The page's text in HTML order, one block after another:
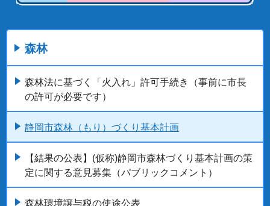
森林
森林法に基づく「火入れ」許可手続き（事前に市長
の許可が必要です）
静岡市森林（もり）づくり基本計画
【結果の公表】(仮称)静岡市森林づくり基本計画の策
定に関する意見募集（パブリックコメント）
森林環境譲与税の使途公表